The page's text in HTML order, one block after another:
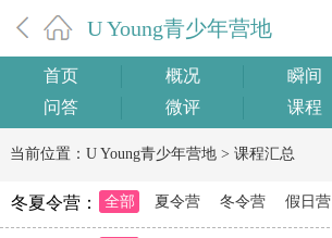
U Young青少年营地
首页 概况 瞬间
问答
微评 课程
当前位置： U Young青少年营地> 课程汇总
冬夏令营： 全部 夏令营 冬令营 假日营